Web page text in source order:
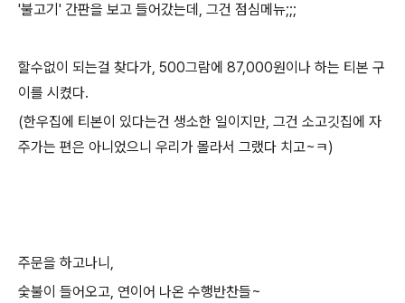
'불고기' 간판을 보고 들어갔는데, 그건 점심메뉴;;;
할수없이 되는걸 찾다가, 500그람에 87,000원이나 하는 티본 구
이를 시켰다.
(한우집에 티본이 있다는건 생소한 일이지만, 그건 소고깃집에 자
주가는 편은 아니었으니 우리가 몰라서 그랬다 치고~ㅋ)
주문을 하고나니,
숯불이 들어오고, 연이어 나온 수행반찬들~